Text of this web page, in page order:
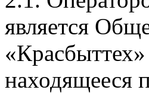
является
находящееся